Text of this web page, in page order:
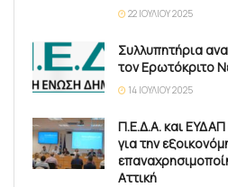
22 ΙΟΥΛΊΟΥ 2025
Συλλυπητήρια
τον Ερωτόκριτο
14 ΙΟΥΛΊΟΥ 2025
Π.Ε.Δ.Α. και ΕΥΔΑΠ
για την
Αττική